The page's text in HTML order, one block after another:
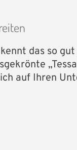
das so
auf Ihren